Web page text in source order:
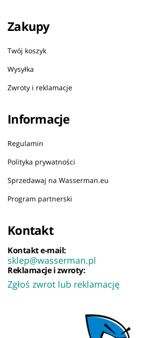
Zakupy
Twój koszyk
Wysyłka
Zwroty i reklamacje
Informacje
Regulamin
Polityka prywatności
Sprzedawaj na Wasserman.eu
Program partnerski
Kontakt
Kontakt e-mail:
sklep@wasserman.pl
Reklamacje i zwroty:
Zgłoś zwrot lub reklamację